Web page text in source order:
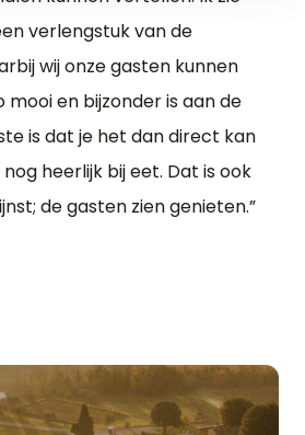
verlengstuk van de
wij onze gasten kunnen
en bijzonder is aan de
is dat je het dan direct kan
heerlijk bij eet. Dat is ook
de gasten zien genieten.”